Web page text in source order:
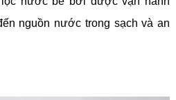
nguồn nước trong sạch và an